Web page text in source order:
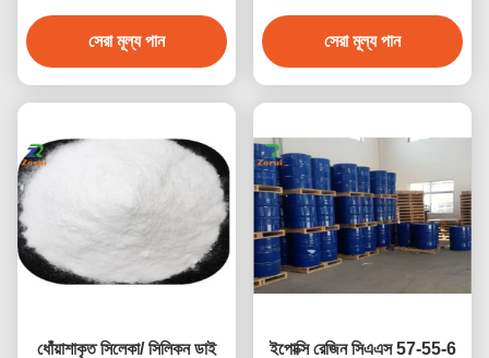
অ্যালকোহল CAS 9002-89-5
সেরা মূল্য পান
5
সেরা মূল্য পান
ধোঁয়াশাকৃত সিলেকা/ সিলিকন ডাই
ইপোক্সি রেজিন সিএএস 57-55-6